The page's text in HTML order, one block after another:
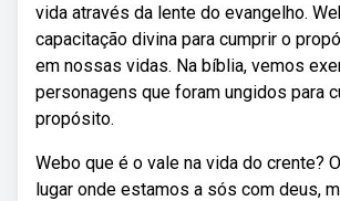
vida através da lente do evangelho.
capacitação divina para cumprir o
em nossas vidas. Na bíblia, vemos
personagens que foram ungidos para
propósito.
Webo que é o vale na vida do crente?
lugar onde estamos a sós com deus,